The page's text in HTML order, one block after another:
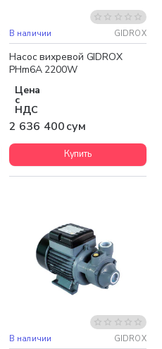
Бесплатная доставка
В наличии GIDROX
Насос вихревой GIDROX
PHm6A 2200W
Цена
с
НДС
2 636 400 сум
Купить
В наличии GIDROX